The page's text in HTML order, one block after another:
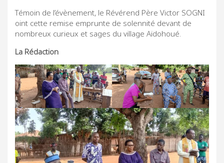
Témoin de l’évènement, le Révérend Père Victor SOGNI
oint cette remise emprunte de solennité devant de
nombreux curieux et sages du village Aïdohoué.
La Rédaction